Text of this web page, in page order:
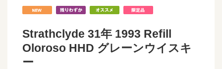
Strathclyde 31年 1993 Refill
Oloroso HHD グレーンウイスキ
ー